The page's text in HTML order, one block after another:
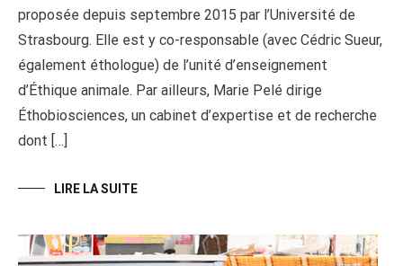
proposée depuis septembre 2015 par l’Université de
Strasbourg. Elle est y co-responsable (avec Cédric Sueur,
également éthologue) de l’unité d’enseignement
d’Éthique animale. Par ailleurs, Marie Pelé dirige
Éthobiosciences, un cabinet d’expertise et de recherche
dont […]
LIRE LA SUITE